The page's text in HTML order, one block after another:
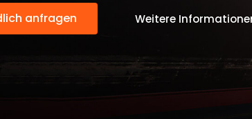
anfragen Weitere